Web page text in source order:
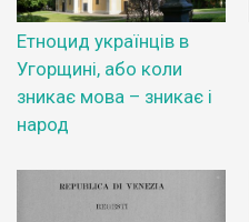
Етноцид українців в
Угорщині, або коли
зникає мова – зникає і
народ